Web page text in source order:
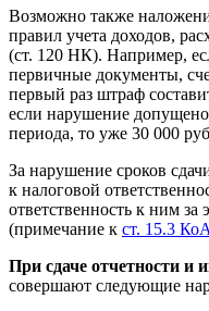
Возможно также
правил учета доходов,
(ст. 120 НК). Например,
первичные документы,
первый раз штраф
если нарушение допущено
периода, то уже 30 000
За нарушение сроков
к налоговой
ответственность к ним
(примечание к ст. 15.3
При сдаче отчетности и
совершают следующие